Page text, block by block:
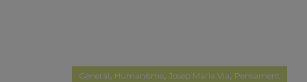
General, Humanisme, Josep Maria Via, Pensament